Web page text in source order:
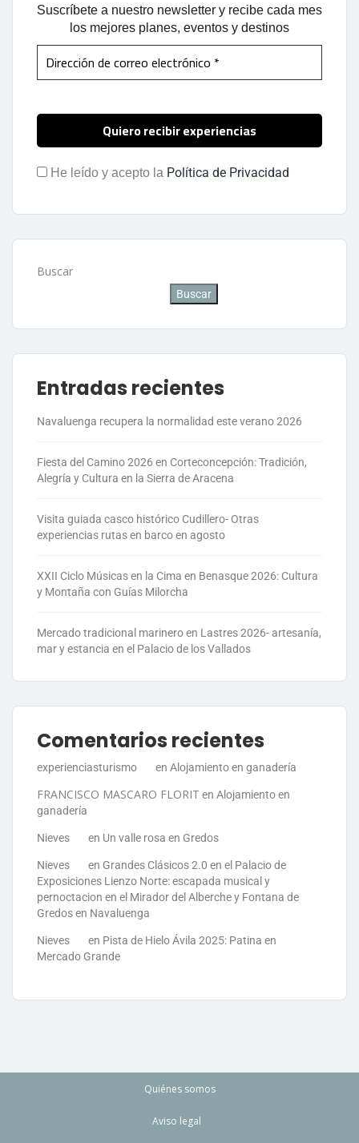
Suscríbete a nuestro newsletter y recibe cada mes
los mejores planes, eventos y destinos
He leído y acepto la Política de Privacidad
Buscar
Buscar
Entradas recientes
Navaluenga recupera la normalidad este verano 2026
Fiesta del Camino 2026 en Corteconcepción: Tradición,
Alegría y Cultura en la Sierra de Aracena
Visita guiada casco histórico Cudillero- Otras
experiencias rutas en barco en agosto
XXII Ciclo Músicas en la Cima en Benasque 2026: Cultura
y Montaña con Guías Milorcha
Mercado tradicional marinero en Lastres 2026- artesanía,
mar y estancia en el Palacio de los Vallados
Comentarios recientes
experienciasturismo en Alojamiento en ganadería
FRANCISCO MASCARO FLORIT en Alojamiento en
ganadería
Nieves en Un valle rosa en Gredos
Nieves en Grandes Clásicos 2.0 en el Palacio de
Exposiciones Lienzo Norte: escapada musical y
pernoctacion en el Mirador del Alberche y Fontana de
Gredos en Navaluenga
Nieves en Pista de Hielo Ávila 2025: Patina en
Mercado Grande
Quiénes somos
Aviso legal